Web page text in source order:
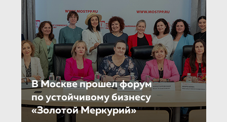
В Москве прошел форум
по устойчиво­му бизнесу
«Золотой Меркурий»